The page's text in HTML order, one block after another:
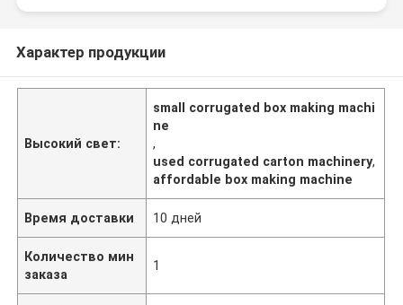
Характер продукции
Высокий свет:
small corrugated box making machi
ne
,
used corrugated carton machinery,
affordable box making machine
Время доставки 10 дней
Количество мин
заказа
1